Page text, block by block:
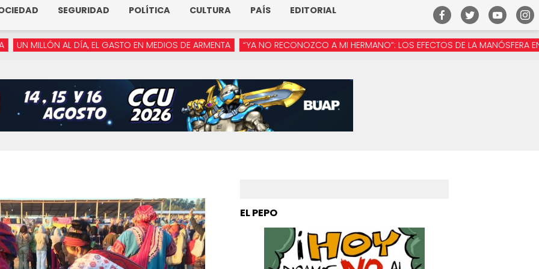
SEGURIDAD POLÍTICA CULTURA PAÍS
EDITORIAL
AL DÍA, EL GASTO EN MEDIOS DE ARMENTA “YA NO RECONOZCO A MI HERMANO”: LOS EFECTOS DE LA MANÓSFERA EN MÉXICO
EL PEPO